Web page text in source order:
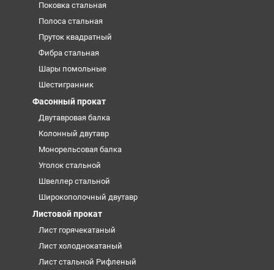
Поковка стальная
Полоса стальная
Пруток квадратный
Фибра стальная
Шары помольные
Шестигранник
Фасонный прокат
Двутавровая балка
Колонный двутавр
Монорельсовая балка
Уголок стальной
Швеллер стальной
Широкополочный двутавр
Листовой прокат
Лист горячекатаный
Лист холоднокатаный
Лист стальной Рифленый